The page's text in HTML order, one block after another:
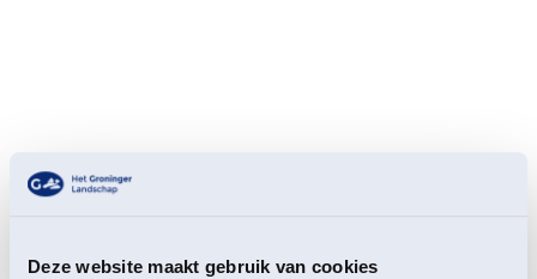
Deze website maakt gebruik van cookies
Wist je dat vogels rond zonsopgang heel actief zijn? Zij